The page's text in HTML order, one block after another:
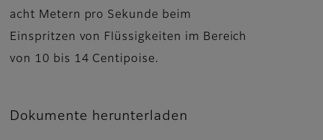
acht Metern pro Sekunde beim
Einspritzen von Flüssigkeiten im Bereich
von 10 bis 14 Centipoise.
Dokumente herunterladen